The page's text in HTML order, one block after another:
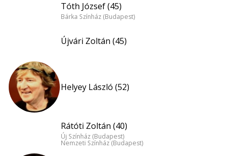
Tóth József (45)
Bárka Színház (Budapest)
Újvári Zoltán (45)
Helyey László (52)
Rátóti Zoltán (40)
Új Színház (Budapest)
Nemzeti Színház (Budapest)